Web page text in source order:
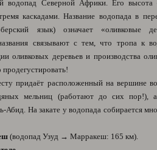
водопад Северной Африки. Его
каскадами. Название водопада в
язык) означает «оливковые
связывают с тем, что тропа к
оливковых деревьев и производства
придаёт расположенный на вершине
мельниц (работают до сих пор!),
Абид. На закате у водопада собирается
(водопад Узуд → Марракеш: 165 км).